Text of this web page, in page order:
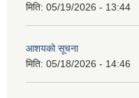
मिति: 05/19/2026 - 13:44
आशयको सूचना
मिति: 05/18/2026 - 14:46